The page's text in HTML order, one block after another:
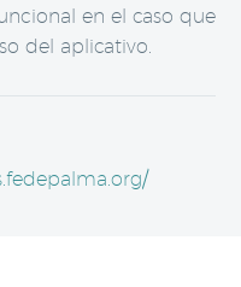
en el caso que
del aplicativo.